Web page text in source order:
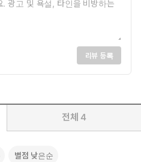
리뷰 등록
전체 4
별점 낮은순